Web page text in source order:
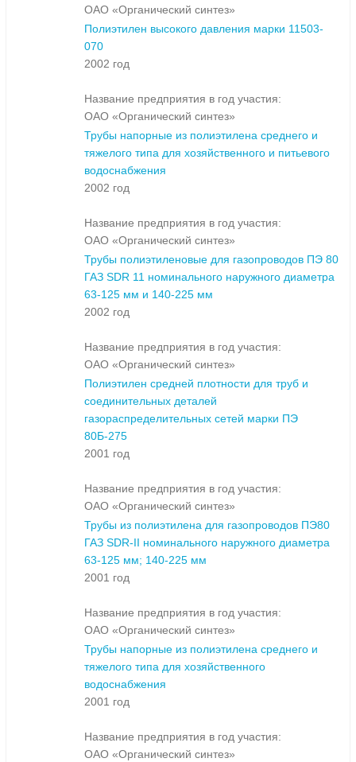
ОАО «Органический синтез»
Полиэтилен высокого давления марки 11503-
070
2002 год
Название предприятия в год участия:
ОАО «Органический синтез»
Трубы напорные из полиэтилена среднего и
тяжелого типа для хозяйственного и питьевого
водоснабжения
2002 год
Название предприятия в год участия:
ОАО «Органический синтез»
Трубы полиэтиленовые для газопроводов ПЭ 80
ГАЗ SDR 11 номинального наружного диаметра
63-125 мм и 140-225 мм
2002 год
Название предприятия в год участия:
ОАО «Органический синтез»
Полиэтилен средней плотности для труб и
соединительных деталей
газораспределительных сетей марки ПЭ
80Б-275
2001 год
Название предприятия в год участия:
ОАО «Органический синтез»
Трубы из полиэтилена для газопроводов ПЭ80
ГАЗ SDR-II номинального наружного диаметра
63-125 мм; 140-225 мм
2001 год
Название предприятия в год участия:
ОАО «Органический синтез»
Трубы напорные из полиэтилена среднего и
тяжелого типа для хозяйственного
водоснабжения
2001 год
Название предприятия в год участия:
ОАО «Органический синтез»